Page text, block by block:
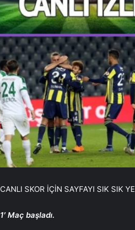
CANLI SKOR İÇİN SAYFAYI SIK SIK
1′ Maç başladı.